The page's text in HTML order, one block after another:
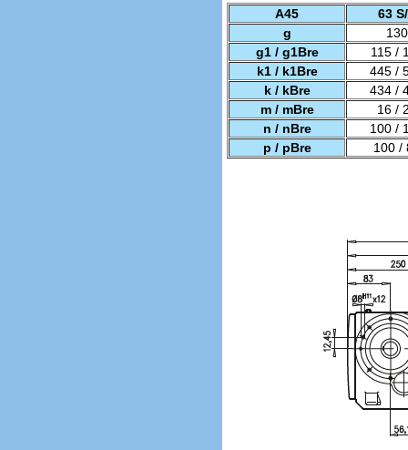
A45
63
g
130
g1 / g1Bre
115 /
k1 / k1Bre
445 /
k / kBre
434 /
m / mBre
16 /
n / nBre
100 /
p / pBre
100 /